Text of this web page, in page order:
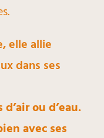
elle allie
dans ses
ou d’eau.
avec ses